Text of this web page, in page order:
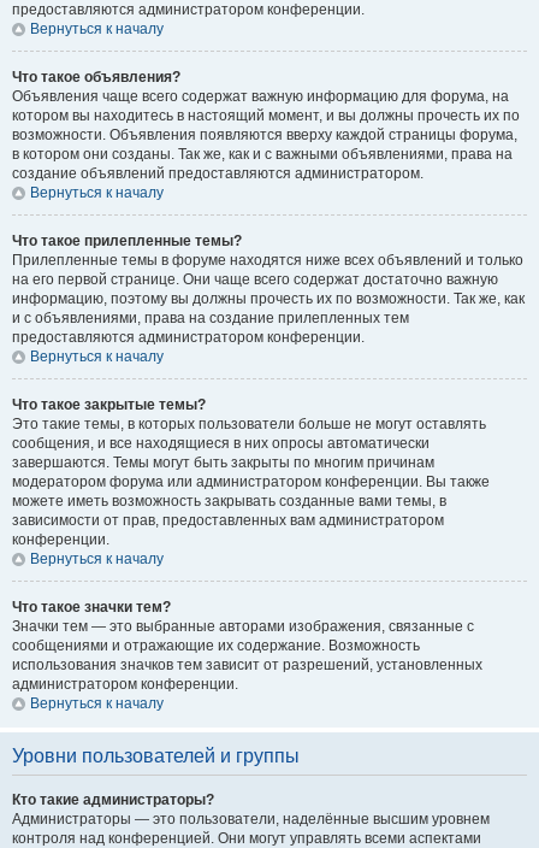
предоставляются администратором конференции.
Вернуться к началу
Что такое объявления?
Объявления чаще всего содержат важную информацию для форума, на
котором вы находитесь в настоящий момент, и вы должны прочесть их по
возможности. Объявления появляются вверху каждой страницы форума,
в котором они созданы. Так же, как и с важными объявлениями, права на
создание объявлений предоставляются администратором.
Вернуться к началу
Что такое прилепленные темы?
Прилепленные темы в форуме находятся ниже всех объявлений и только
на его первой странице. Они чаще всего содержат достаточно важную
информацию, поэтому вы должны прочесть их по возможности. Так же, как
и с объявлениями, права на создание прилепленных тем
предоставляются администратором конференции.
Вернуться к началу
Что такое закрытые темы?
Это такие темы, в которых пользователи больше не могут оставлять
сообщения, и все находящиеся в них опросы автоматически
завершаются. Темы могут быть закрыты по многим причинам
модератором форума или администратором конференции. Вы также
можете иметь возможность закрывать созданные вами темы, в
зависимости от прав, предоставленных вам администратором
конференции.
Вернуться к началу
Что такое значки тем?
Значки тем — это выбранные авторами изображения, связанные с
сообщениями и отражающие их содержание. Возможность
использования значков тем зависит от разрешений, установленных
администратором конференции.
Вернуться к началу
Уровни пользователей и группы
Кто такие администраторы?
Администраторы — это пользователи, наделённые высшим уровнем
контроля над конференцией. Они могут управлять всеми аспектами